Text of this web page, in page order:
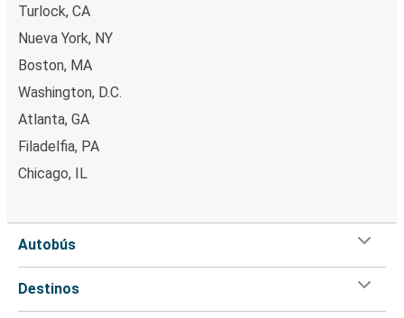
Turlock, CA
Nueva York, NY
Boston, MA
Washington, D.C.
Atlanta, GA
Filadelfia, PA
Chicago, IL
Autobús
Destinos